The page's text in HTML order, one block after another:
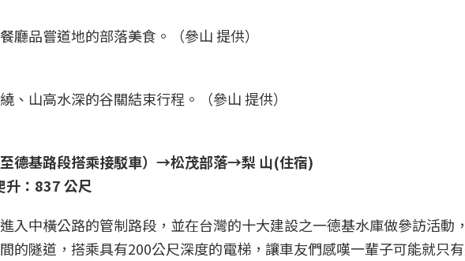
品嘗道地的部落美食。（參山 提供）
山高水深的谷關結束行程。（參山 提供）
德基路段搭乘接駁車）→松茂部落→梨 山(住宿)
升：837 公尺
入中橫公路的管制路段，並在台灣的十大建設之一德基水庫做參訪活動
的隧道，搭乘具有200公尺深度的電梯，讓車友們感嘆一輩子可能就只